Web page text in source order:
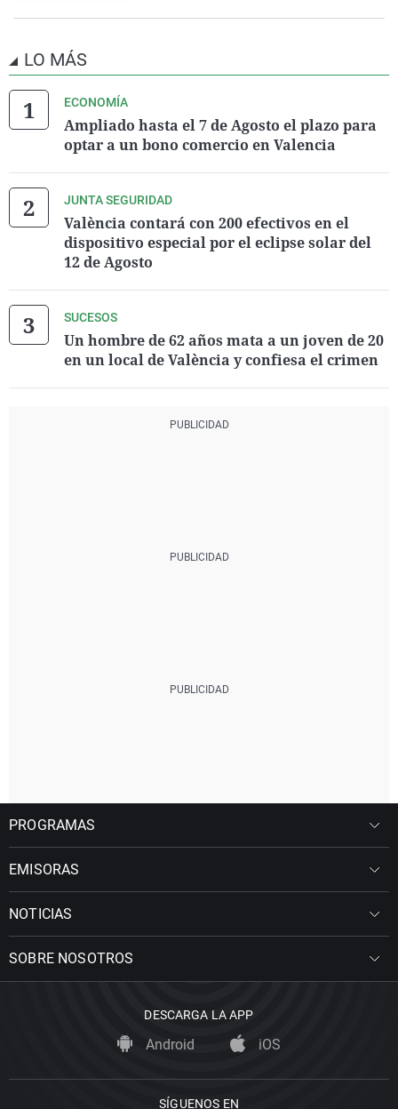
LO MÁS
ECONOMÍA
Ampliado hasta el 7 de Agosto el plazo para
optar a un bono comercio en Valencia
JUNTA SEGURIDAD
València contará con 200 efectivos en el
dispositivo especial por el eclipse solar del
12 de Agosto
SUCESOS
Un hombre de 62 años mata a un joven de 20
en un local de València y confiesa el crimen
PROGRAMAS
EMISORAS
NOTICIAS
SOBRE NOSOTROS
DESCARGA LA APP
Android iOS
SÍGUENOS EN